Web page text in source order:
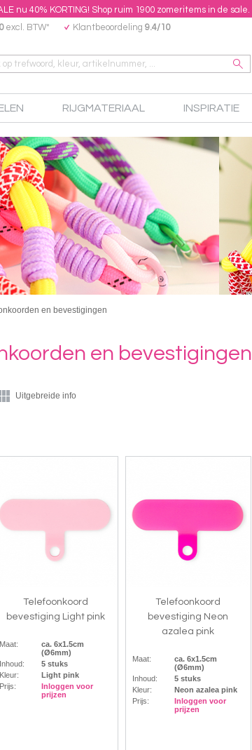
nu 40% KORTING! Shop ruim 1900 zomeritems in de sale.
excl. BTW* Klantbeoordeling 9.4/10
RIJGMATERIAAL INSPIRATIE
en bevestigingen
en bevestigingen
Uitgebreide info
Telefoonkoord
bevestiging Light pink
Maat:
ca. 6x1.5cm
(Ø6mm)
Inhoud:
5 stuks
Kleur:
Light pink
Prijs:
Inloggen voor
prijzen
Telefoonkoord
bevestiging Neon
azalea pink
Maat:
ca. 6x1.5cm
(Ø6mm)
Inhoud:
5 stuks
Kleur:
Neon azalea pink
Prijs:
Inloggen voor
prijzen